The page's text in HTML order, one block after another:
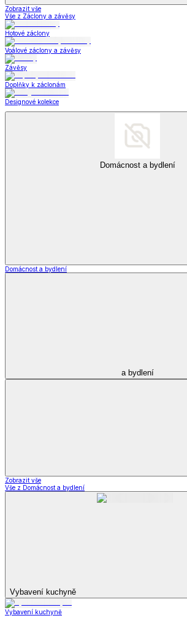
Zobrazit vše
Vše z Záclony a závěsy
Hotové záclony
Voálové záclony a závěsy
Závěsy
Doplňky k záclonám
Designové kolekce
Domácnost a bydlení
Domácnost a bydlení
a bydlení
Zobrazit vše
Vše z Domácnost a bydlení
Vybavení kuchyně
Vybavení kuchyně